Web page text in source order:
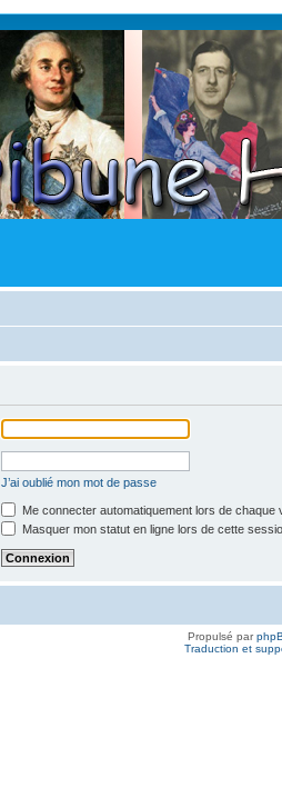
J’ai oublié mon mot de passe
Me connecter automatiquement lors de chaque
Masquer mon statut en ligne lors de cette
Propulsé par
Traduction et